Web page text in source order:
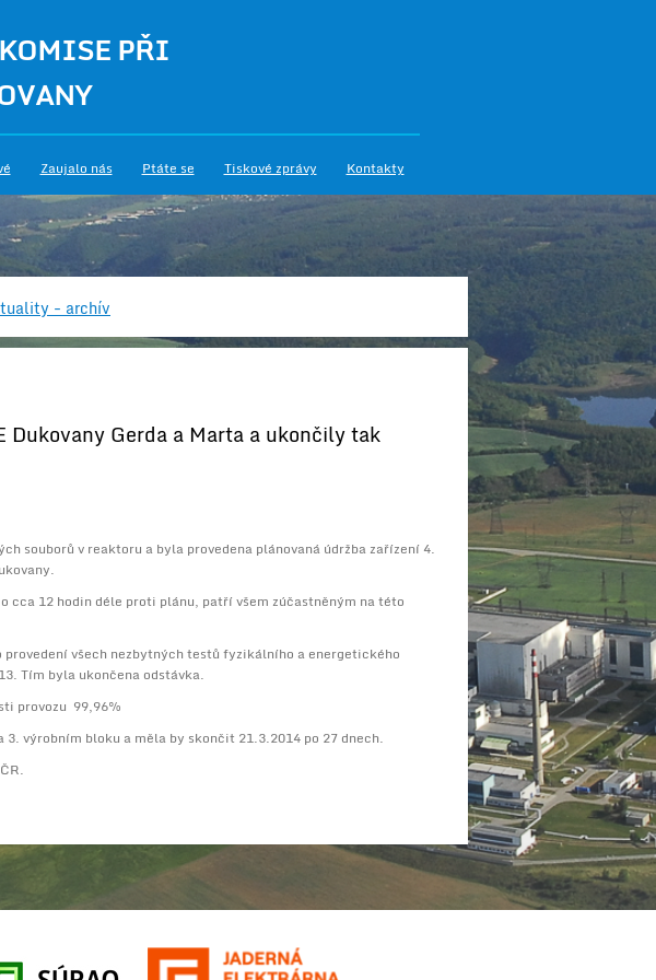
PŘI
Zaujalo nás Ptáte se Tiskové zprávy Kontakty
- archív
Gerda a Marta a ukončily tak
souborů v reaktoru a byla provedena plánovaná údržba zařízení 4.
12 hodin déle proti plánu, patří všem zúčastněným na této
všech nezbytných testů fyzikálního a energetického
Tím byla ukončena odstávka.
provozu 99,96%
výrobním bloku a měla by skončit 21.3.2014 po 27 dnech.